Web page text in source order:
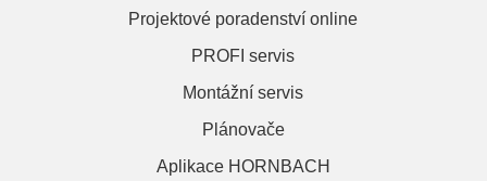
Projektové poradenství online
PROFI servis
Montážní servis
Plánovače
Aplikace HORNBACH